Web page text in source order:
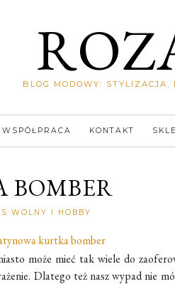
BLOG MODOWY: STYLIZACJA,
WSPÓŁPRACA KONTAKT
BOMBER
WOLNY I HOBBY
może mieć tak wiele do
Dlatego też nasz wypad nie